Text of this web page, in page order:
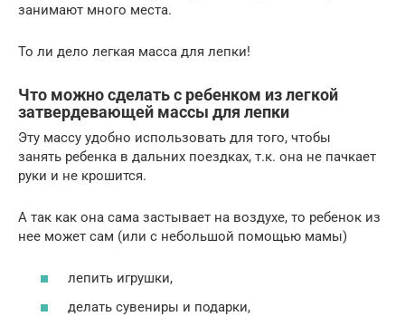
занимают много места.
То ли дело легкая масса для лепки!
Что можно сделать с ребенком из легкой
затвердевающей массы для лепки
Эту массу удобно использовать для того, чтобы
занять ребенка в дальних поездках, т.к. она не пачкает
руки и не крошится.
А так как она сама застывает на воздухе, то ребенок из
нее может сам (или с небольшой помощью мамы)
лепить игрушки,
делать сувениры и подарки,